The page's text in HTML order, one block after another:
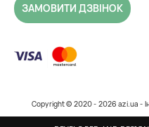
ЗАМОВИТИ ДЗВІНОК
Copyright © 2020 - 2026 azi.ua -